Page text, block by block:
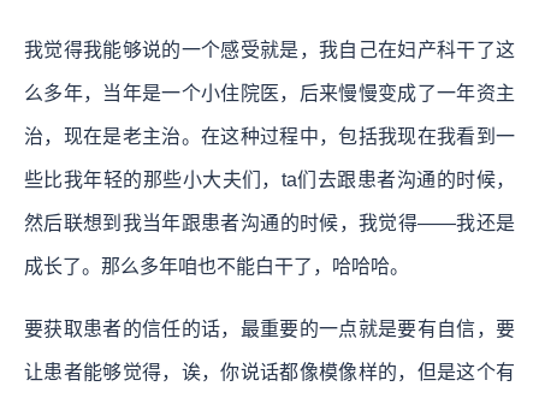
我觉得我能够说的一个感受就是，我自己在妇产科干了这
么多年，当年是一个小住院医，后来慢慢变成了一年资主
治，现在是老主治。在这种过程中，包括我现在我看到一
些比我年轻的那些小大夫们，ta们去跟患者沟通的时候，
然后联想到我当年跟患者沟通的时候，我觉得——我还是
成长了。那么多年咱也不能白干了，哈哈哈。
要获取患者的信任的话，最重要的一点就是要有自信，要
让患者能够觉得，诶，你说话都像模像样的，但是这个有